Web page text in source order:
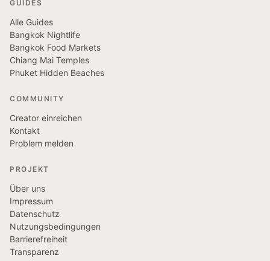
GUIDES
Alle Guides
Bangkok Nightlife
Bangkok Food Markets
Chiang Mai Temples
Phuket Hidden Beaches
COMMUNITY
Creator einreichen
Kontakt
Problem melden
PROJEKT
Über uns
Impressum
Datenschutz
Nutzungsbedingungen
Barrierefreiheit
Transparenz